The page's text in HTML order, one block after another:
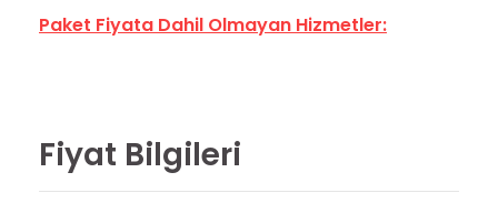
Paket Fiyata Dahil Olmayan Hizmetler:
Fiyat Bilgileri